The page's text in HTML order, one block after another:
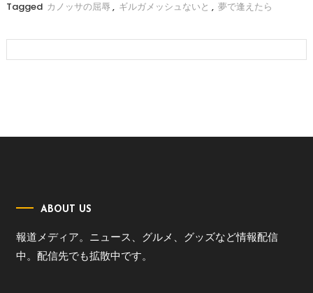
Tagged カノッサの屈辱 , ギルガメッシュないと , 夢で逢えたら
ABOUT US
報道メディア。ニュース、グルメ、グッズなど情報配信
中。配信先でも拡散中です。